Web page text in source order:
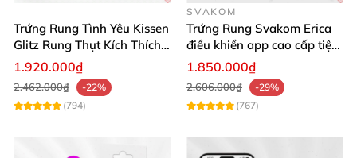
Trứng Rung Tình Yêu Kissen
Glitz Rung Thụt Kích Thích
Mua Ngay
1.920.000₫
2.462.000₫
-22%
(794)
SVAKOM
Trứng Rung Svakom Erica
điều khiển app cao cấp tiện
lợi
1.850.000₫
2.606.000₫
-29%
(767)